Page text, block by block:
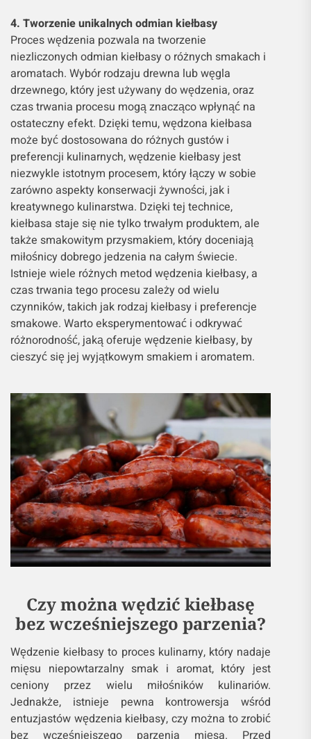
4. Tworzenie unikalnych odmian kiełbasy
Proces wędzenia pozwala na tworzenie
niezliczonych odmian kiełbasy o różnych smakach i
aromatach. Wybór rodzaju drewna lub węgla
drzewnego, który jest używany do wędzenia, oraz
czas trwania procesu mogą znacząco wpłynąć na
ostateczny efekt. Dzięki temu, wędzona kiełbasa
może być dostosowana do różnych gustów i
preferencji kulinarnych, wędzenie kiełbasy jest
niezwykle istotnym procesem, który łączy w sobie
zarówno aspekty konserwacji żywności, jak i
kreatywnego kulinarstwa. Dzięki tej technice,
kiełbasa staje się nie tylko trwałym produktem, ale
także smakowitym przysmakiem, który doceniają
miłośnicy dobrego jedzenia na całym świecie.
Istnieje wiele różnych metod wędzenia kiełbasy, a
czas trwania tego procesu zależy od wielu
czynników, takich jak rodzaj kiełbasy i preferencje
smakowe. Warto eksperymentować i odkrywać
różnorodność, jaką oferuje wędzenie kiełbasy, by
cieszyć się jej wyjątkowym smakiem i aromatem.
Czy można wędzić kiełbasę
bez wcześniejszego parzenia?
Wędzenie kiełbasy to proces kulinarny, który nadaje
mięsu niepowtarzalny smak i aromat, który jest
ceniony przez wielu miłośników kulinariów.
Jednakże, istnieje pewna kontrowersja wśród
entuzjastów wędzenia kiełbasy, czy można to zrobić
bez wcześniejszego parzenia mięsa. Przed